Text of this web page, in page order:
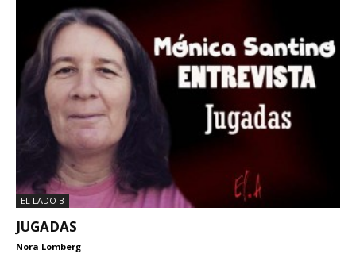
EL LADO B
JUGADAS
Nora Lomberg